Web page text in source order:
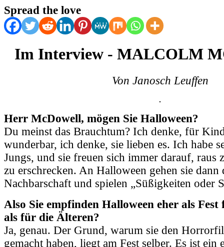
Spread the love
Im Interview - MALCOLM
Von Janosch Leuffen
Herr McDowell, mögen Sie Halloween?
Du meinst das Brauchtum? Ich denke, für
wunderbar, ich denke, sie lieben es. Ich habe
Jungs, und sie freuen sich immer darauf, raus
zu erschrecken. An Halloween gehen sie dann
Nachbarschaft und spielen „Süßigkeiten oder
Also Sie empfinden Halloween eher als
als für die Älteren?
Ja, genau. Der Grund, warum sie den
gemacht haben, liegt am Fest selber. Es ist ein